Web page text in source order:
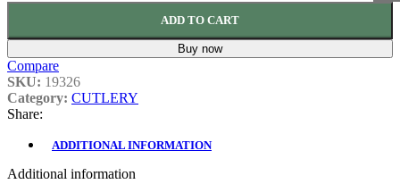
ADD TO CART
Buy now
Compare
SKU: 19326
Category: CUTLERY
Share:
ADDITIONAL INFORMATION
Additional information